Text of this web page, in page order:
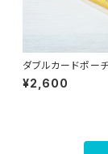
ダブルカードポ
hby Mews （ウィロ
ーズ）ミモザ リバ
¥2,600